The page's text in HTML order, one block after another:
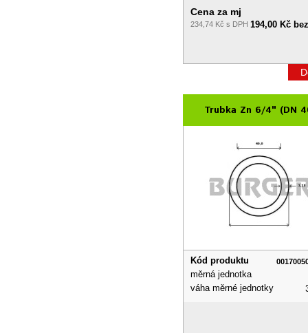
Cena za mj
234,74 Kč s DPH 194,00 Kč
Trubka Zn 6/4" (DN
Kód produktu
měrná jednotka
váha měrné jednotky